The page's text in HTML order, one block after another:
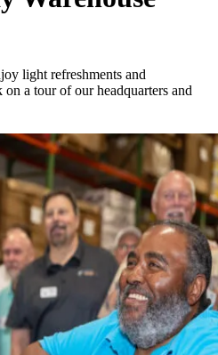
light refreshments and
a tour of our headquarters and